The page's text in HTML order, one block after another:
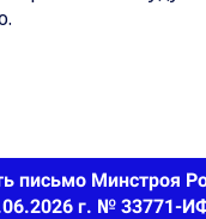
письмо Минстроя
г. № 33771-